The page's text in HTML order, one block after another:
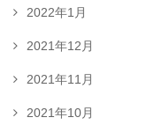
2022年1月
2021年12月
2021年11月
2021年10月